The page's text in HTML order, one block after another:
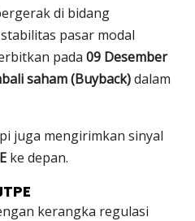
di bidang
pasar modal
pada 09 Desember
saham (Buyback)dalam
juga mengirimkan sinyal
ke depan.
kerangka regulasi